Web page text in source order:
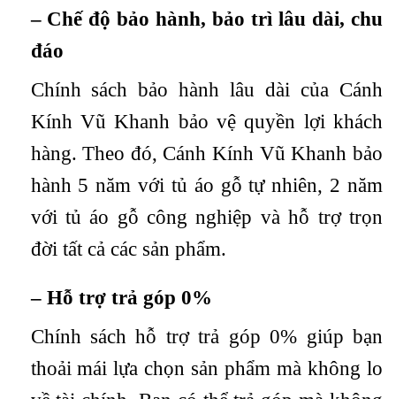
– Chế độ bảo hành, bảo trì lâu dài, chu
đáo
Chính sách bảo hành lâu dài của Cánh
Kính Vũ Khanh bảo vệ quyền lợi khách
hàng. Theo đó, Cánh Kính Vũ Khanh bảo
hành 5 năm với tủ áo gỗ tự nhiên, 2 năm
với tủ áo gỗ công nghiệp và hỗ trợ trọn
đời tất cả các sản phẩm.
– Hỗ trợ trả góp 0%
Chính sách hỗ trợ trả góp 0% giúp bạn
thoải mái lựa chọn sản phẩm mà không lo